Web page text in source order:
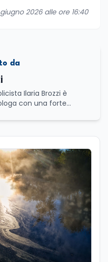
2026 alle ore 16:40
da
Ilaria Brozzi è
con una forte
Naturali e in
approfondito lo studio
e degli equilibri che
naturali, sia a livello
molecolare. Ha svolto
il CNR–IBPM
e Patologia
Sapienza Università di
in particolare di
sua
ha inoltre
con diverse